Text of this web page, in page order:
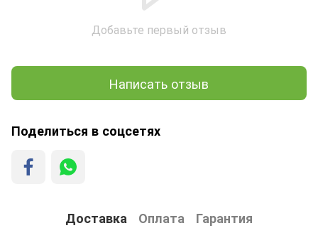
Добавьте первый отзыв
Написать отзыв
Поделиться в соцсетях
Доставка Оплата Гарантия